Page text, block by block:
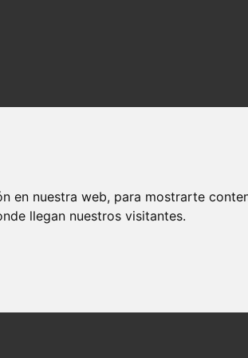
en nuestra web, para mostrarte
llegan nuestros visitantes.